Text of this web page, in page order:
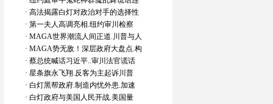
· 高法揭露白灯对政治对手的选择性
· 第一夫人高调亮相.纽约审川检察
· MAGA世界潮流人间正道.川普与人
· MAGA势无敌！深层政府大盘点.构
· 蔡总统喊话习近平..审川法官谎话
· 星条旗永飞翔.反客为主起诉川普
· 白灯黑帮政府.制造内忧外患.加速
· 白灯政府与美国人民开战.美国量